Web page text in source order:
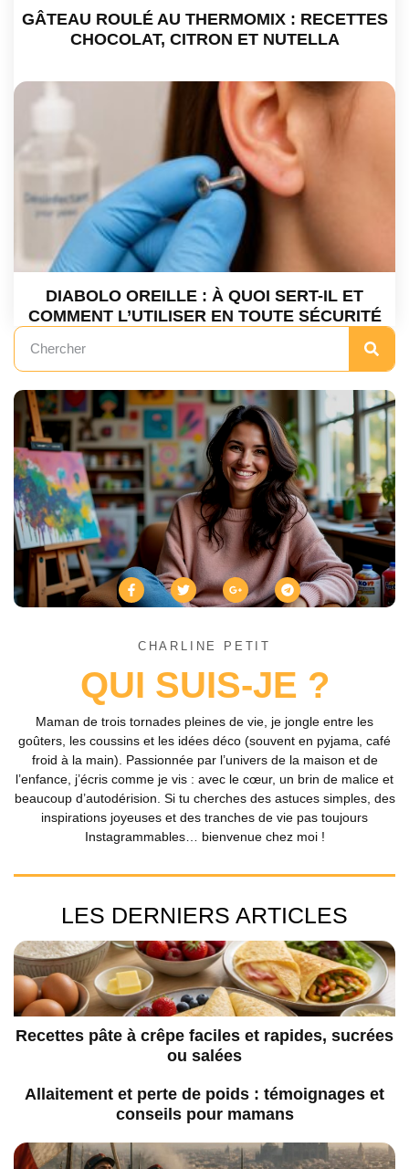
GÂTEAU ROULÉ AU THERMOMIX : RECETTES
CHOCOLAT, CITRON ET NUTELLA
DIABOLO OREILLE : À QUOI SERT-IL ET
COMMENT L’UTILISER EN TOUTE SÉCURITÉ
CHARLINE PETIT
QUI SUIS-JE ?
Maman de trois tornades pleines de vie, je jongle entre les
goûters, les coussins et les idées déco (souvent en pyjama, café
froid à la main). Passionnée par l’univers de la maison et de
l’enfance, j’écris comme je vis : avec le cœur, un brin de malice et
beaucoup d’autodérision. Si tu cherches des astuces simples, des
inspirations joyeuses et des tranches de vie pas toujours
Instagrammables… bienvenue chez moi !
LES DERNIERS ARTICLES
Recettes pâte à crêpe faciles et rapides, sucrées
ou salées
Allaitement et perte de poids : témoignages et
conseils pour mamans